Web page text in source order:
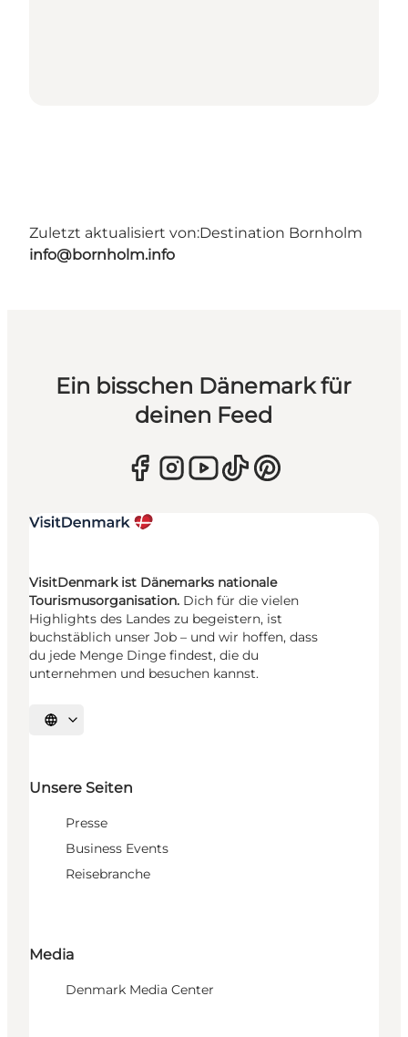
Zuletzt aktualisiert von:Destination Bornholm
info@bornholm.info
Ein bisschen Dänemark für
deinen Feed
VisitDenmark ist Dänemarks nationale
Tourismusorganisation. Dich für die vielen
Highlights des Landes zu begeistern, ist
buchstäblich unser Job – und wir hoffen, dass
du jede Menge Dinge findest, die du
unternehmen und besuchen kannst.
Sprache auswählen
Unsere Seiten
Presse
Business Events
Reisebranche
Media
Denmark Media Center